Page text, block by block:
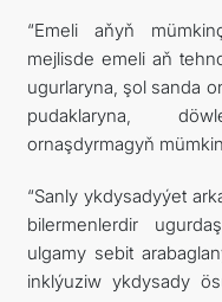
“Emeli aňyň
mejlisde emeli aň
ugurlaryna, şol sanda
pudaklaryna,
ornaşdyrmagyň
“Sanly ykdysadyýet
bilermenlerdir
ulgamy sebit
inklýuziw ykdysady